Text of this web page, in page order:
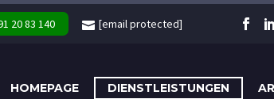
20 83 140 [email protected]
HOMEPAGE DIENSTLEISTUNGEN